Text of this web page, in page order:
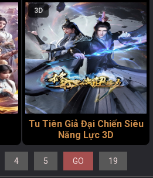
3D
Tu Tiên Giả Đại Chiến Siêu
Năng Lực 3D
4 5 GO 19